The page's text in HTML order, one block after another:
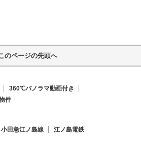
のページの先頭へ
360℃パノラマ動画付き
件
小田急江ノ島線 江ノ島電鉄